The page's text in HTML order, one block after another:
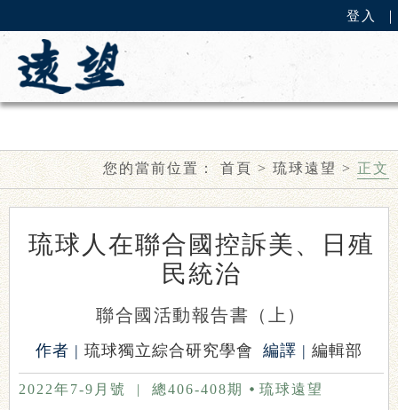
登入
您的當前位置：首頁>琉球遠望>正文
琉球人在聯合國控訴美、日殖
民統治
聯合國活動報告書（上）
作者 | 琉球獨立綜合研究學會 編譯 | 編輯部
2022年7-9月號 | 總406-408期 琉球遠望